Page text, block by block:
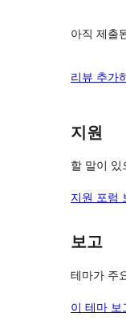
아직 제출
리뷰 추가
지원
할 말이 있
지원 포럼
보고
테마가 주
이 테마 보